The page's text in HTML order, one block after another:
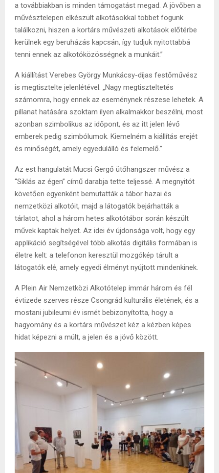
a továbbiakban is minden támogatást megad. A jövőben a
művésztelepen elkészült alkotásokkal többet fogunk
találkozni, hiszen a kortárs művészeti alkotások előtérbe
kerülnek egy beruházás kapcsán, így tudjuk nyitottabbá
tenni ennek az alkotóközösségnek a munkáit.”
A kiállítást Verebes György Munkácsy-díjas festőművész
is megtisztelte jelenlétével. „Nagy megtiszteltetés
számomra, hogy ennek az eseménynek részese lehetek. A
pillanat hatására szoktam ilyen alkalmakkor beszélni, most
azonban szimbolikus az időpont, és az itt jelen lévő
emberek pedig szimbólumok. Kiemelném a kiállítás erejét
és minőségét, amely egyedülálló és felemelő.”
Az est hangulatát Mucsi Gergő ütőhangszer művész a
“Siklás az égen” című darabja tette teljessé. A megnyitót
követően egyenként bemutatták a tábor hazai és
nemzetközi alkotóit, majd a látogatók bejárhatták a
tárlatot, ahol a három hetes alkotótábor során készült
művek kaptak helyet. Az idei év újdonsága volt, hogy egy
applikáció segítségével több alkotás digitális formában is
életre kelt: a telefonon keresztül mozgókép tárult a
látogatók elé, amely egyedi élményt nyújtott mindenkinek.
A Plein Air Nemzetközi Alkotótelep immár három és fél
évtizede szerves része Csongrád kulturális életének, és a
mostani jubileumi év ismét bebizonyította, hogy a
hagyomány és a kortárs művészet kéz a kézben képes
hidat képezni a múlt, a jelen és a jövő között.